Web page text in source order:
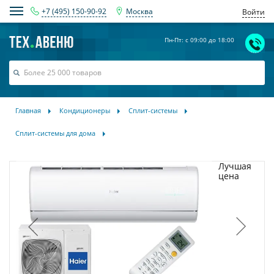
+7 (495) 150-90-92 Москва Войти
Пн-Пт: с 09:00 до 18:00
Главная Кондиционеры Сплит-системы
Сплит-системы для дома
Лучшая
цена